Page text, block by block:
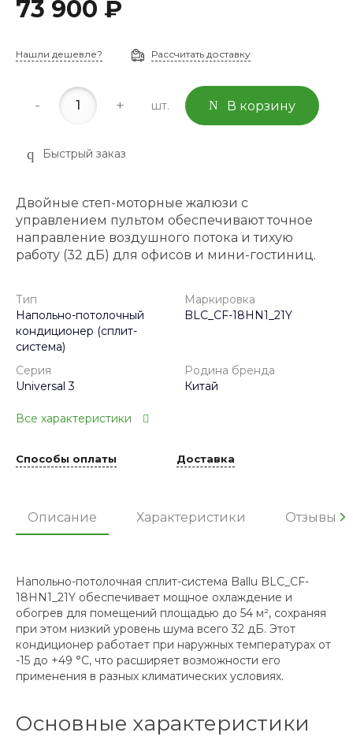
73 900 ₽
Нашли дешевле? Рассчитать доставку
- + шт. В корзину
Быстрый заказ
Двойные степ-моторные жалюзи с
управлением пультом обеспечивают точное
направление воздушного потока и тихую
работу (32 дБ) для офисов и мини-гостиниц.
Тип
Напольно-потолочный
кондиционер (сплит-
система)
Маркировка
BLC_CF-18HN1_21Y
Серия
Universal 3
Родина бренда
Китай
Все характеристики
Способы оплаты Доставка
Описание Характеристики Отзывы
Напольно-потолочная сплит-система Ballu BLC_CF-
18HN1_21Y обеспечивает мощное охлаждение и
обогрев для помещений площадью до 54 м², сохраняя
при этом низкий уровень шума всего 32 дБ. Этот
кондиционер работает при наружных температурах от
-15 до +49 °C, что расширяет возможности его
применения в разных климатических условиях.
Основные характеристики